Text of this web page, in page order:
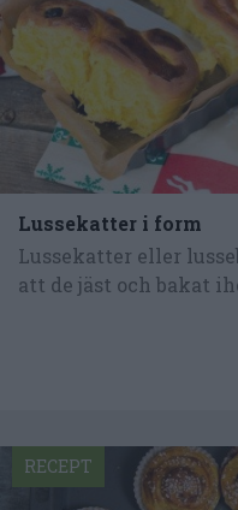
Lussekatter i form
Lussekatter eller
att de jäst och bakat
RECEPT